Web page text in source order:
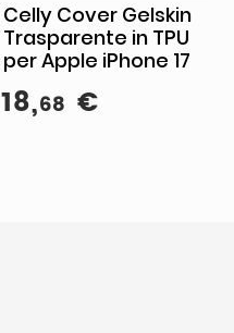
Celly Cover Gelskin
Trasparente in TPU
per Apple iPhone 17
18,68 €